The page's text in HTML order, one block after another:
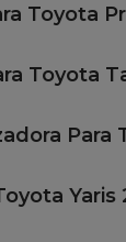
Toyota
Toyota
Para
Yaris